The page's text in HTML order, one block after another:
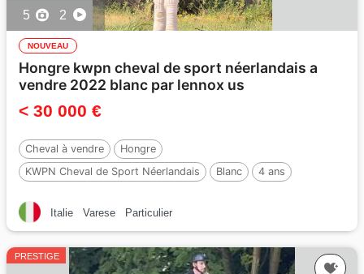
5 2
NOUVEAU
Hongre kwpn cheval de sport néerlandais a
vendre 2022 blanc par lennox us
< 30 000 €
Cheval à vendre
Hongre
KWPN Cheval de Sport Néerlandais
Blanc
4 ans
Italie
Varese Particulier
PRESTIGE